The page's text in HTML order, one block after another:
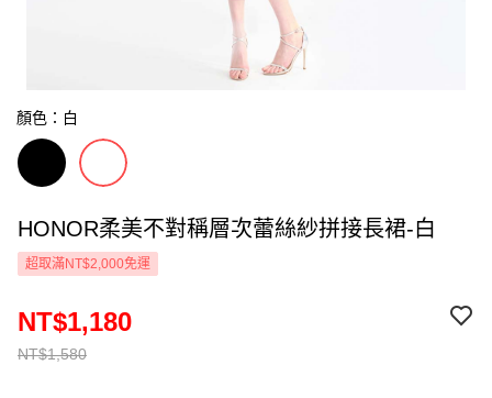
顏色：白
HONOR柔美不對稱層次蕾絲紗拼接長裙-白
超取滿NT$2,000免運
NT$1,580
NT$1,180